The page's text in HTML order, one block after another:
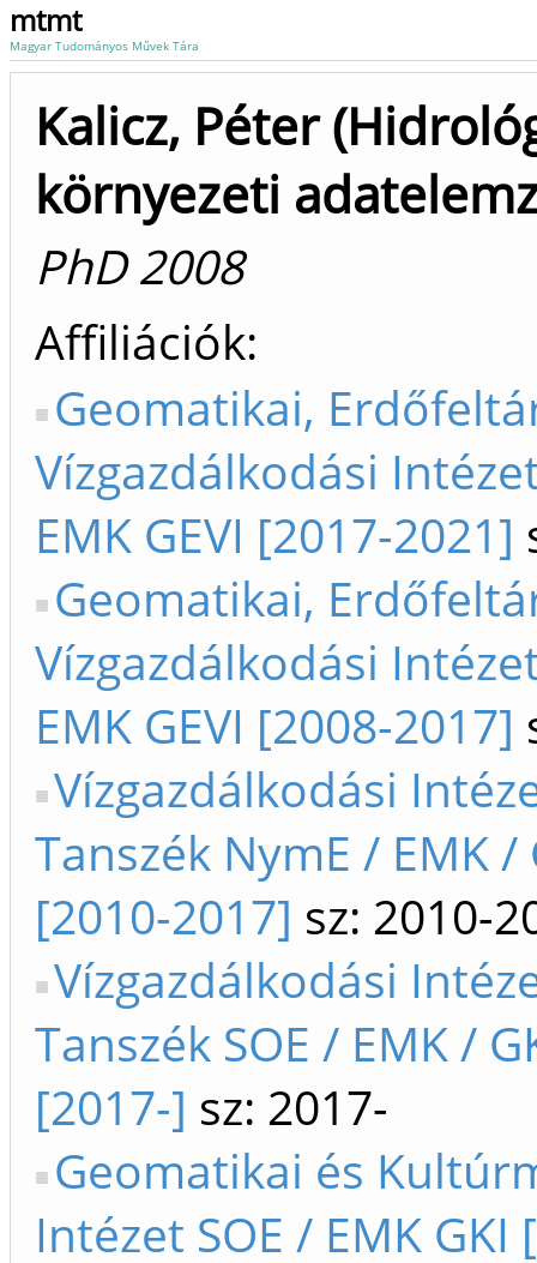
mtmt
Magyar Tudományos Művek Tára
Kalicz, Péter
környezeti
PhD 2008
Affiliációk
Geomatikai,
Vízgazdálkodási
EMK GEVI [2017-2021]
Geomatikai,
Vízgazdálkodási
EMK GEVI [2008-2017]
Vízgazdálkodási
Tanszék NymE / EMK /
[2010-2017] sz: 2010-
Vízgazdálkodási
Tanszék SOE / EMK /
[2017-] sz: 2017-
Geomatikai és
Intézet SOE / EMK GKI